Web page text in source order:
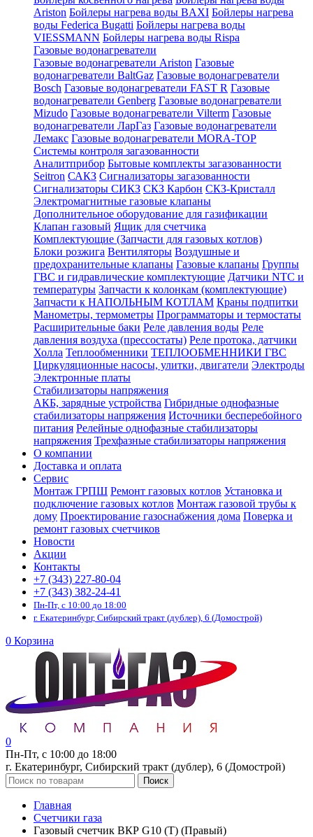
Ariston Бойлеры нагрева воды BAXI Бойлеры нагрева
воды Federica Bugatti Бойлеры нагрева воды
VIESSMANN Бойлеры нагрева воды Rispa
Газовые водонагреватели
Газовые водонагреватели Ariston Газовые
водонагреватели BaltGaz Газовые водонагреватели
Bosch Газовые водонагреватели FAST R Газовые
водонагреватели Genberg Газовые водонагреватели
Mizudo Газовые водонагреватели Vilterm Газовые
водонагреватели ЛарГаз Газовые водонагреватели
Лемакс Газовые водонагреватели MORA-TOP
Системы контроля загазованности
Аналитприбор Бытовые комплекты загазованности
Seitron САКЗ Сигнализаторы загазованности
Сигнализаторы СИКЗ СКЗ Карбон СКЗ-Кристалл
Электромагнитные газовые клапаны
Дополнительное оборудование для газификации
Клапан газовый Ящик для счетчика
Комплектующие (Запчасти для газовых котлов)
Блоки розжига Вентиляторы Воздушные и
предохранительные клапаны Газовые клапаны Группы
ГВС и гидравлические комплектующие Датчики NTC и
температуры Запчасти к колонкам (комплектующие)
Запчасти к НАПОЛЬНЫМ КОТЛАМ Краны подпитки
Манометры, термометры Программаторы и термостаты
Расширительные баки Реле давления воды Реле
давления воздуха (прессостаты) Реле протока, датчики
Холла Теплообменники ТЕПЛООБМЕННИКИ ГВС
Циркуляционные насосы, улитки, двигатели Электроды
Электронные платы
Стабилизаторы напряжения
АКБ, зарядные устройства Гибридные однофазные
стабилизаторы напряжения Источники бесперебойного
питания Релейные однофазные стабилизаторы
напряжения Трехфазные стабилизаторы напряжения
О компании
Доставка и оплата
Сервис
Монтаж ГРПШ Ремонт газовых котлов Установка и
подключение газовых котлов Монтаж газовой трубы к
дому Проектирование газоснабжения дома Поверка и
ремонт газовых счетчиков
Новости
Акции
Контакты
+7 (343) 227-80-04
+7 (343) 382-24-41
Пн-Пт, с 10:00 до 18:00
г. Екатеринбург, Сибирский тракт (дублер), 6 (Домострой)
0 Корзина
0
Пн-Пт, с 10:00 до 18:00
г. Екатеринбург, Сибирский тракт (дублер), 6 (Домострой)
Поиск
Главная
Счетчики газа
Газовый счетчик ВКР G10 (T) (Правый)